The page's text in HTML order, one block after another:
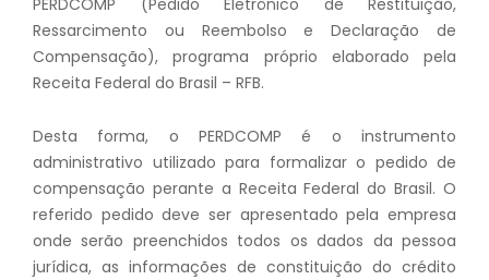
Ressarcimento ou Reembolso e Declaração de
Compensação), programa próprio elaborado pela
Receita Federal do Brasil – RFB.
Desta forma, o PERDCOMP é o instrumento
administrativo utilizado para formalizar o pedido de
compensação perante a Receita Federal do Brasil. O
referido pedido deve ser apresentado pela empresa
onde serão preenchidos todos os dados da pessoa
jurídica, as informações de constituição do crédito